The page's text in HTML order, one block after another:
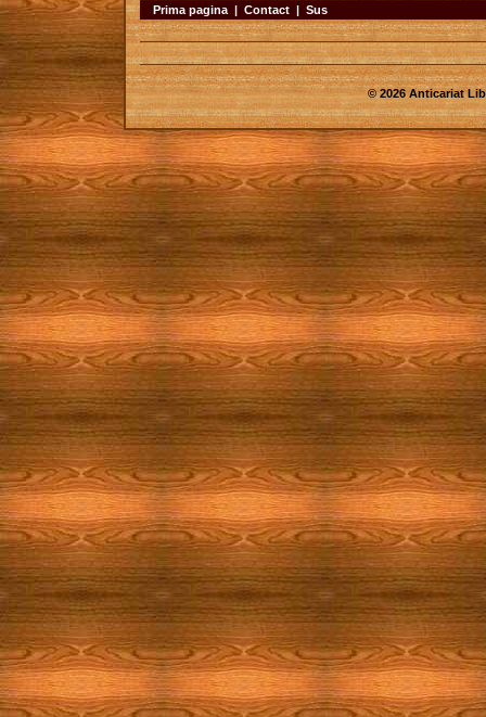
Prima pagina | Contact | Sus
© 2026 Anticariat